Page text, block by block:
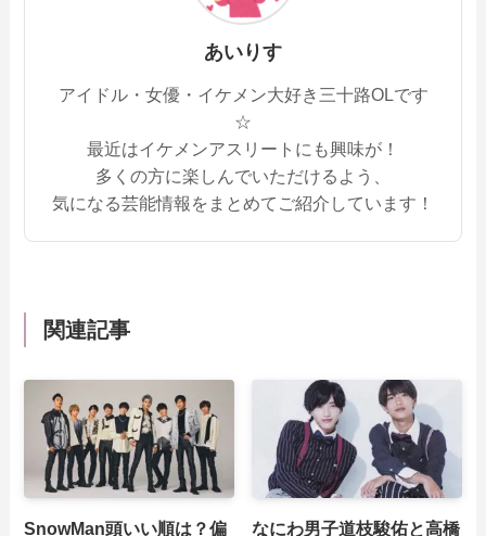
あいりす
アイドル・女優・イケメン大好き三十路OLです
☆
最近はイケメンアスリートにも興味が！
多くの方に楽しんでいただけるよう、
気になる芸能情報をまとめてご紹介しています！
関連記事
SnowMan頭いい順は？偏 なにわ男子道枝駿佑と高橋